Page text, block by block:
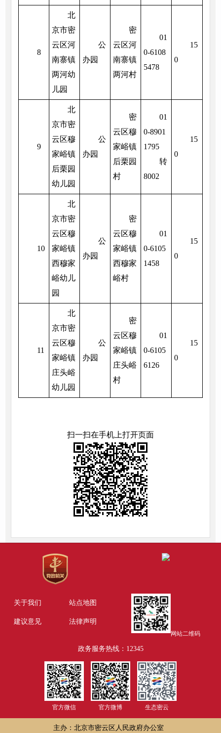
8
北
京市密
云区河
南寨镇
两河幼
儿园
公
办园
密
云区河
南寨镇
两河村
01
0-6108
5478
15
0
9
北
京市密
云区穆
家峪镇
后栗园
幼儿园
公
办园
密
云区穆
家峪镇
后栗园
村
01
0-8901
1795
转
8002
15
0
10
北
京市密
云区穆
家峪镇
西穆家
峪幼儿
园
公
办园
密
云区穆
家峪镇
西穆家
峪村
01
0-6105
1458
15
0
11
北
京市密
云区穆
家峪镇
庄头峪
幼儿园
公
办园
密
云区穆
家峪镇
庄头峪
村
01
0-6105
6126
15
0
扫一扫在手机上打开页面
关于我们 站点地图
建议意见 法律声明
网站二维码
政务服务热线：12345
官方微信 官方微博 生态密云
主办：北京市密云区人民政府办公室